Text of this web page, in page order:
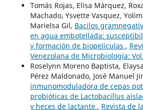
Tomás Rojas, Elisa Márquez,
Machado, Ysvette Vasquez,
Marielsa Gil, Bacilos
en agua embotellada:
y formación de biopelículas ,
Venezolana de Microbiología:
Roselynn Moreno Baptista,
Pérez Maldonado, José Manuel
inmunomoduladora de cepas
probióticas de Lactobacillus
y heces de lactante , Revista de